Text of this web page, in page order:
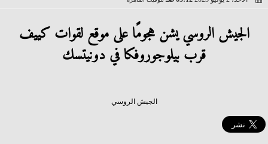
الجيش الروسي يشن هجومًا على موقع لقوات كييف
قرب بيلوجوروفكا في دونيتسك
الجيش الروسي